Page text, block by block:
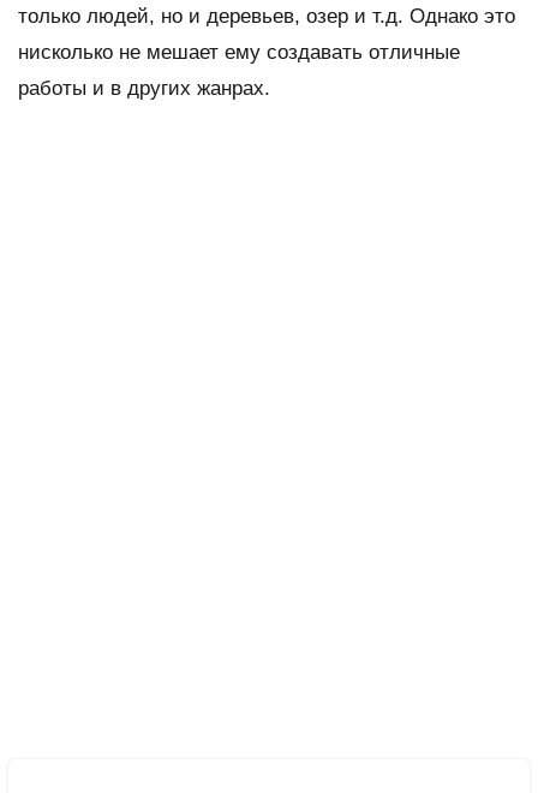
только людей, но и деревьев, озер и т.д. Однако это
нисколько не мешает ему создавать отличные
работы и в других жанрах.